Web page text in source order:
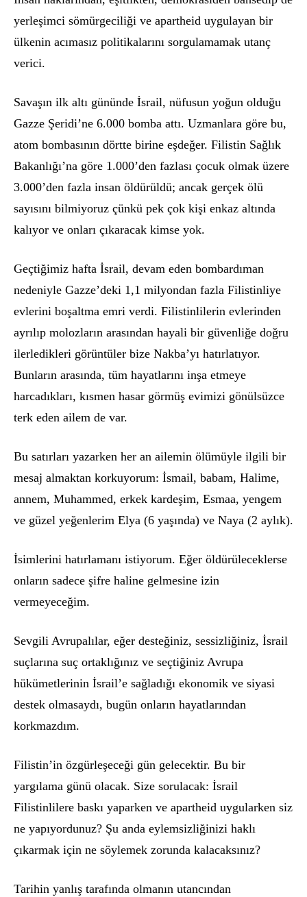
yerleşimci sömürgeciliği ve apartheid uygulayan bir
ülkenin acımasız politikalarını sorgulamamak utanç
verici.
Savaşın ilk altı gününde İsrail, nüfusun yoğun olduğu
Gazze Şeridi’ne 6.000 bomba attı. Uzmanlara göre bu,
atom bombasının dörtte birine eşdeğer. Filistin Sağlık
Bakanlığı’na göre 1.000’den fazlası çocuk olmak üzere
3.000’den fazla insan öldürüldü; ancak gerçek ölü
sayısını bilmiyoruz çünkü pek çok kişi enkaz altında
kalıyor ve onları çıkaracak kimse yok.
Geçtiğimiz hafta İsrail, devam eden bombardıman
nedeniyle Gazze’deki 1,1 milyondan fazla Filistinliye
evlerini boşaltma emri verdi. Filistinlilerin evlerinden
ayrılıp molozların arasından hayali bir güvenliğe doğru
ilerledikleri görüntüler bize Nakba’yı hatırlatıyor.
Bunların arasında, tüm hayatlarını inşa etmeye
harcadıkları, kısmen hasar görmüş evimizi gönülsüzce
terk eden ailem de var.
Bu satırları yazarken her an ailemin ölümüyle ilgili bir
mesaj almaktan korkuyorum: İsmail, babam, Halime,
annem, Muhammed, erkek kardeşim, Esmaa, yengem
ve güzel yeğenlerim Elya (6 yaşında) ve Naya (2 aylık).
İsimlerini hatırlamanı istiyorum. Eğer öldürüleceklerse
onların sadece şifre haline gelmesine izin
vermeyeceğim.
Sevgili Avrupalılar, eğer desteğiniz, sessizliğiniz, İsrail
suçlarına suç ortaklığınız ve seçtiğiniz Avrupa
hükümetlerinin İsrail’e sağladığı ekonomik ve siyasi
destek olmasaydı, bugün onların hayatlarından
korkmazdım.
Filistin’in özgürleşeceği gün gelecektir. Bu bir
yargılama günü olacak. Size sorulacak: İsrail
Filistinlilere baskı yaparken ve apartheid uygularken siz
ne yapıyordunuz? Şu anda eylemsizliğinizi haklı
çıkarmak için ne söylemek zorunda kalacaksınız?
Tarihin yanlış tarafında olmanın utancından